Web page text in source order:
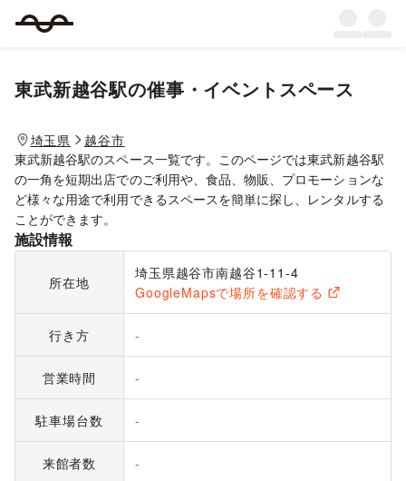
東武新越谷駅の催事・イベントスペース
埼玉県
越谷市
東武新越谷駅のスペース一覧です。このページでは東武新越谷駅
の一角を短期出店でのご利用や、食品、物販、プロモーションな
ど様々な用途で利用できるスペースを簡単に探し、レンタルする
ことができます。
施設情報
所在地
埼玉県越谷市南越谷1-11-4
GoogleMapsで場所を確認する
行き方 -
営業時間 -
駐車場台数 -
来館者数 -